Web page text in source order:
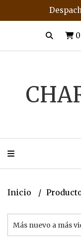
0
Inicio